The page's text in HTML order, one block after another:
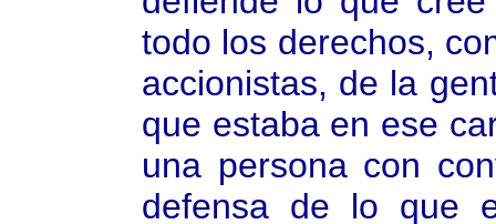
todo los derechos,
accionistas, de la
que estaba en ese
una persona con
defensa de lo que